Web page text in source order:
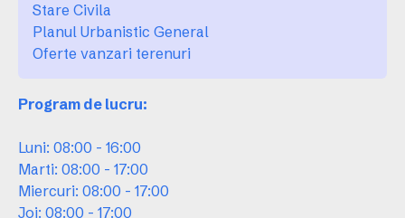
Stare Civila
Planul Urbanistic General
Oferte vanzari terenuri
Program de lucru:
Luni: 08:00 - 16:00
Marti: 08:00 - 17:00
Miercuri: 08:00 - 17:00
Joi: 08:00 - 17:00